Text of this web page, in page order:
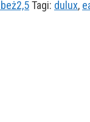
Tagi: dulux,